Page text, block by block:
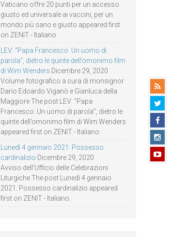
Vaticano offre 20 punti per un accesso
giusto ed universale ai vaccini, per un
mondo più sano e giusto appeared first
on ZENIT - Italiano.
LEV: “Papa Francesco. Un uomo di
parola”, dietro le quinte dell’omonimo film
di Wim Wenders Dicembre 29, 2020
Volume fotografico a cura di monsignor
Dario Edoardo Viganò e Gianluca della
Maggiore The post LEV: “Papa
Francesco. Un uomo di parola”, dietro le
quinte dell’omonimo film di Wim Wenders
appeared first on ZENIT - Italiano.
Lunedì 4 gennaio 2021: Possesso
cardinalizio Dicembre 29, 2020
Avviso dell’Ufficio delle Celebrazioni
Liturgiche The post Lunedì 4 gennaio
2021: Possesso cardinalizio appeared
first on ZENIT - Italiano.